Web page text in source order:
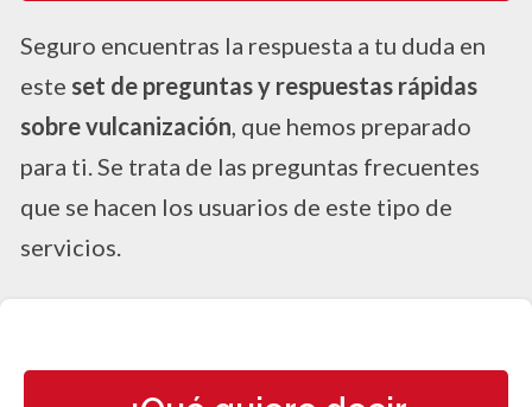
Seguro encuentras la respuesta a tu duda en
este set de preguntas y respuestas rápidas
sobre vulcanización, que hemos preparado
para ti. Se trata de las preguntas frecuentes
que se hacen los usuarios de este tipo de
servicios.